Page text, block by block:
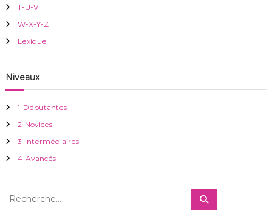
i
o
n
d
e
l
a
T-U-V
W-X-Y-Z
Lexique
Niveaux
1-Débutantes
2-Novices
3-Intermédiaires
4-Avancés
R
R